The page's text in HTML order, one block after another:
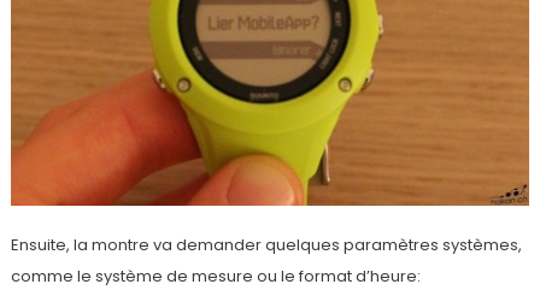
Ensuite, la montre va demander quelques paramètres systèmes,
comme le système de mesure ou le format d’heure: